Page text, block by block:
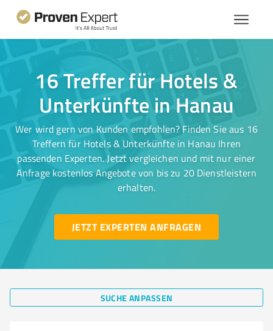
16 Treffer für Hotels &
Unterkünfte in Hanau
Wer wird gern von Kunden empfohlen? Finden Sie aus 16
Treffern für Hotels & Unterkünfte in Hanau Ihren
passenden Experten. Jetzt vergleichen und mit nur einer
Anfrage kostenlos Angebote von bis zu 20 Dienstleistern
erhalten.
JETZT EXPERTEN ANFRAGEN
SUCHE ANPASSEN